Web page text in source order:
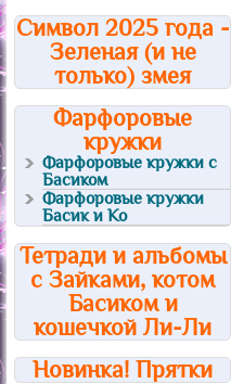
Символ 2025 года -
Зеленая (и не
только) змея
Фарфоровые
кружки
Фарфоровые кружки с
Басиком
Фарфоровые кружки
Басик и Ко
Тетради и альбомы
с Зайками, котом
Басиком и
кошечкой Ли-Ли
Новинка! Прятки